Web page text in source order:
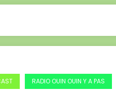
RADIO OUIN OUIN Y A PAS